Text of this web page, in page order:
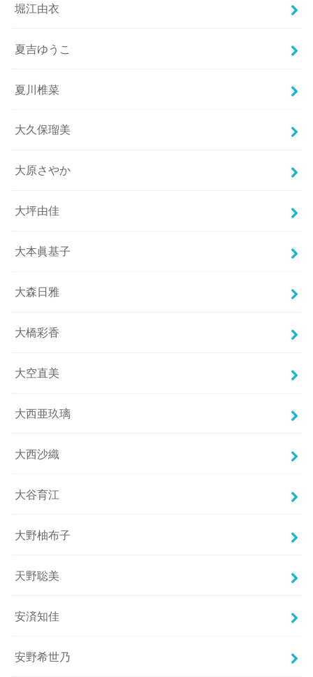
堀江由衣
夏吉ゆうこ
夏川椎菜
大久保瑠美
大原さやか
大坪由佳
大本眞基子
大森日雅
大橋彩香
大空直美
大西亜玖璃
大西沙織
大谷育江
大野柚布子
天野聡美
安済知佳
安野希世乃